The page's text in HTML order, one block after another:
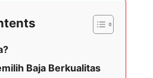
Baja Berkualitas